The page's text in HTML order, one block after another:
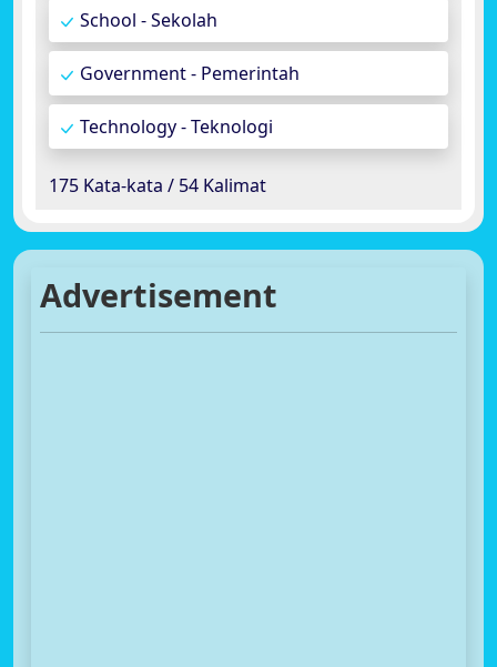
School - Sekolah
Government - Pemerintah
Technology - Teknologi
175 Kata-kata / 54 Kalimat
Advertisement